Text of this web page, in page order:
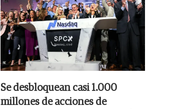
Se desbloquean casi 1.000
millones de acciones de